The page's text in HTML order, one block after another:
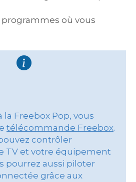
programmes où vous
la Freebox Pop, vous
télécommande Freebox.
contrôler
TV et votre équipement
pourrez aussi piloter
grâce aux